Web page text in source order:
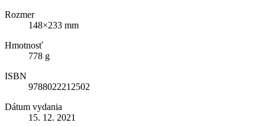
Rozmer
148×233 mm
Hmotnosť
778 g
ISBN
9788022212502
Dátum vydania
15. 12. 2021